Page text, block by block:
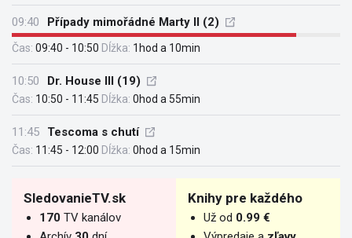
09:40 Případy mimořádné Marty II (2)
Čas: 09:40 - 10:50 Dĺžka: 1hod a 10min
10:50 Dr. House III (19)
Čas: 10:50 - 11:45 Dĺžka: 0hod a 55min
11:45 Tescoma s chutí
Čas: 11:45 - 12:00 Dĺžka: 0hod a 15min
SledovanieTV.sk
170 TV kanálov
Knihy pre každého
Už od 0.99 €